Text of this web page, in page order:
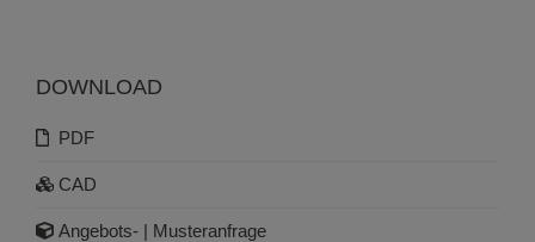
DOWNLOAD
PDF
CAD
Angebots- | Musteranfrage